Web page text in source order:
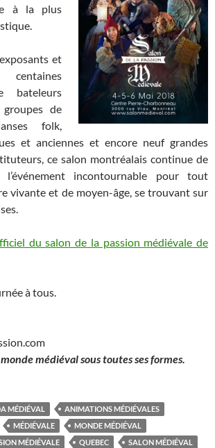
à la plus
et
centaines
bateleurs
groupes de
folk,
et anciennes et encore neuf grandes
ce salon montréalais continue de
l’événement incontournable pour tout
vivante et de moyen-âge, se trouvant sur
du salon de la passion médiévale de
à tous.
médiéval sous toutes ses formes.
MÉDIÉVAL
ANIMATIONS MÉDIÉVALES
MÉDIÉVALE
MONDE MÉDIÉVAL
MÉDIÉVALE QUEBEC
SALON MÉDIÉVAL